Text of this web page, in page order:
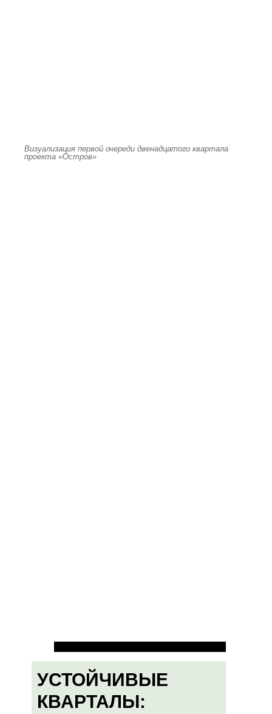
Визуализация первой очереди двенадцатого квартала
проекта «Остров»
УСТОЙЧИВЫЕ
КВАРТАЛЫ: